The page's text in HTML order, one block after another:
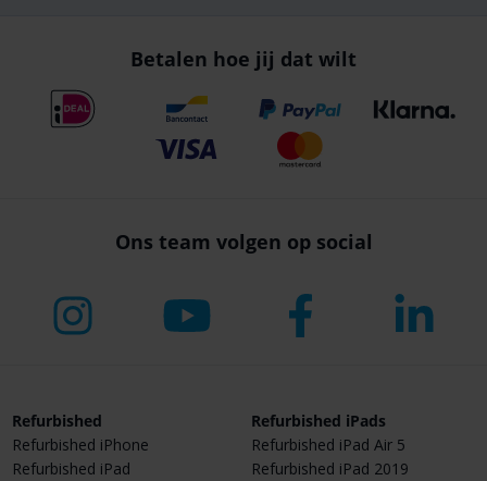
Betalen hoe jij dat wilt
Ons team volgen op social
Refurbished
Refurbished iPhone
Refurbished iPad
Refurbished iPads
Refurbished iPad Air 5
Refurbished iPad 2019